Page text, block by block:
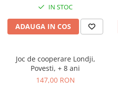
IN STOC
ADAUGA IN COS
Joc de cooperare Londji,
Povesti, + 8 ani
147,00 RON